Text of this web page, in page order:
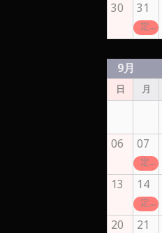
30 31
定休日
9月
日 月
06 07
定休日
13 14
定休日
20 21